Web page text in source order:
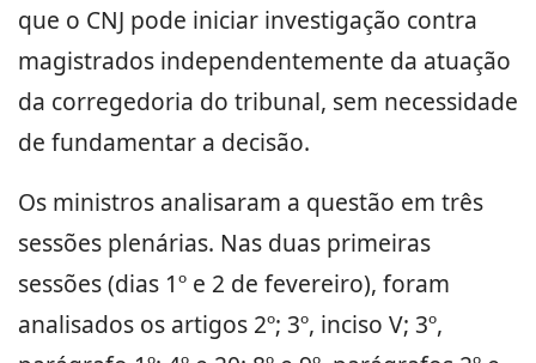
que o CNJ pode iniciar investigação contra
magistrados independentemente da atuação
da corregedoria do tribunal, sem necessidade
de fundamentar a decisão.
Os ministros analisaram a questão em três
sessões plenárias. Nas duas primeiras
sessões (dias 1º e 2 de fevereiro), foram
analisados os artigos 2º; 3º, inciso V; 3º,